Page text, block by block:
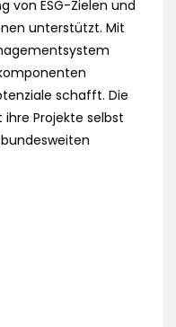
von ESG-Zielen und
unterstützt. Mit
schafft. Die
ihre Projekte selbst